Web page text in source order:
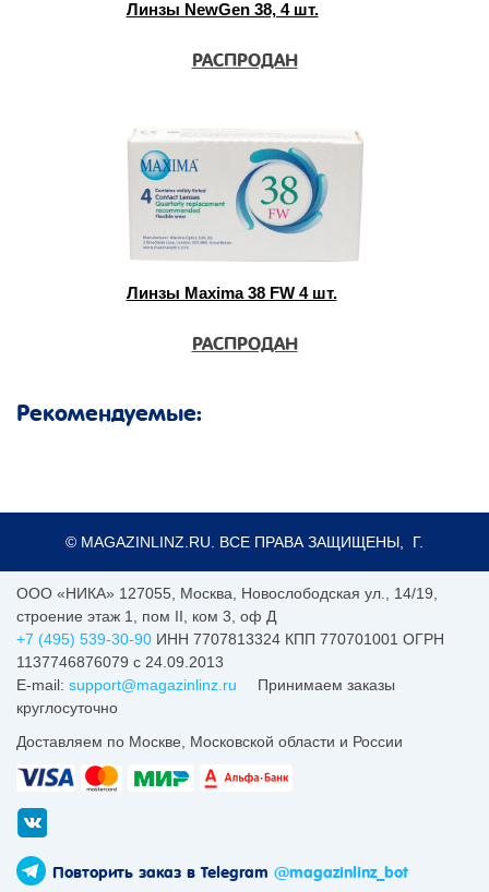
Линзы NewGen 38, 4 шт.
РАСПРОДАН
Линзы Maxima 38 FW 4 шт.
РАСПРОДАН
Рекомендуемые:
© MAGAZINLINZ.RU. ВСЕ ПРАВА ЗАЩИЩЕНЫ, Г.
ООО «НИКА» 127055 Москва
Новослободская ул., 14/19,
строение этаж 1, пом II, ком 3, оф Д
+7 (495) 539-30-90 ИНН 7707813324 КПП 770701001 ОГРН
1137746876079 с 24.09.2013
E-mail: support@magazinlinz.ru
Принимаем заказы
круглосуточно
Доставляем по Москве, Московской области и России
Повторить заказ в Telegram @magazinlinz_bot